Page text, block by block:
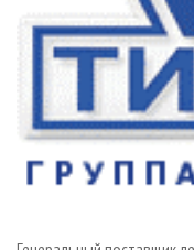
ДЕРЕВЯННОЕ
ПРОИЗВОДСТВО
БИОЭНЕРГЕТИКА
ЦБП
ИНСТРУМЕНТ И
ОФИЦИАЛЬНЫЕ
ПРИОРИТЕТНЫЕ
RUSSIAN FORESTRY
ГАЗЕТА
БИБЛИОТЕКА